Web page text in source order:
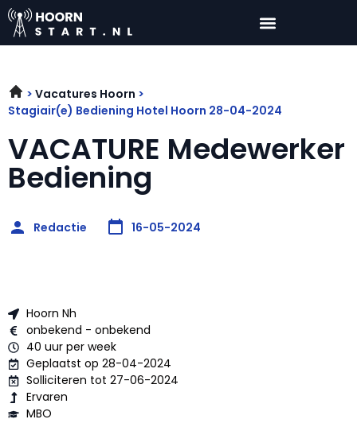
Vacatures Hoorn
Stagiair(e) Bediening Hotel Hoorn 28-04-2024
VACATURE Medewerker
Bediening
Redactie 16-05-2024
Hoorn Nh
onbekend - onbekend
40 uur per week
Geplaatst op 28-04-2024
Solliciteren tot 27-06-2024
Ervaren
MBO